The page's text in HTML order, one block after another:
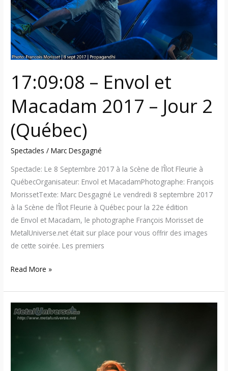
17:09:08 – Envol et
Macadam 2017 – Jour 2
(Québec)
Spectacles /Marc Desgagné
Spectacle: Le 8 Septembre 2017 à la Scène de l’Îlot Fleurie à
QuébecOrganisateur: Envol et MacadamPhotographe: François
MorissetTexte: Marc Desgagné Le vendredi 8 septembre 2017
à la Scène de l’Îlot Fleurie à Québec pour la 22e édition
de Envol et Macadam, le photographe François Morisset de
MetalUniverse.net était sur place pour vous offrir des images
de cette soirée. Les premiers
Jour
2
(Québec)
Read More »
17:09:02